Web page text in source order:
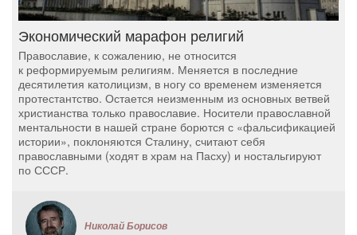
Экономический марафон религий
Православие, к сожалению, не относится
к реформируемым религиям. Меняется в последние
десятилетия католицизм, в ногу со временем изменяется
протестантство. Остается неизменным из основных ветвей
христианства только православие. Носители православной
ментальности в нашей стране борются с «фальсификацией
истории», поклоняются Сталину, считают себя
православными (ходят в храм на Пасху) и ностальгируют
по СССР.
Николай Борисов